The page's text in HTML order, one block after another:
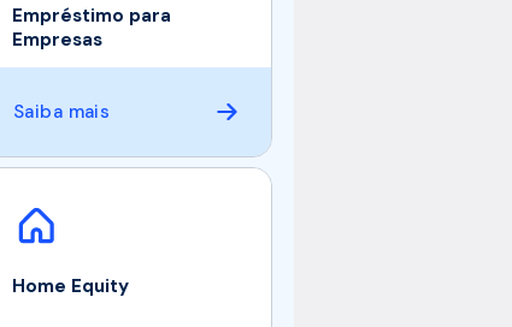
Empréstimo para
Empresas
Saiba mais
Home Equity